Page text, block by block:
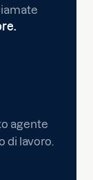
agente
di lavoro.